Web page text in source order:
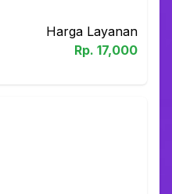
Harga Layanan
Rp. 17,000